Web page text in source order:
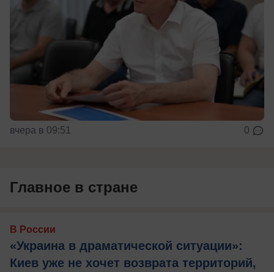
вчера в 09:51 0
Главное в стране
В России
«Украина в драматической ситуации»:
Киев уже не хочет возврата территорий,